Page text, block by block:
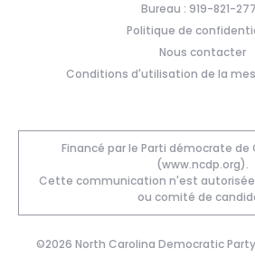
Bureau : 919-821-
Politique de
Nous contacter
Conditions d'utilisation de la
Financé par le Parti démocrate de
(www.ncdp.org).
Cette communication n'est
ou comité de
©2026 North Carolina Democratic